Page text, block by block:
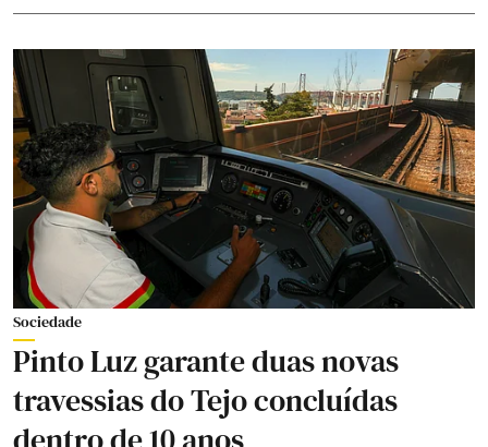
Sociedade
Pinto Luz garante duas novas
travessias do Tejo concluídas